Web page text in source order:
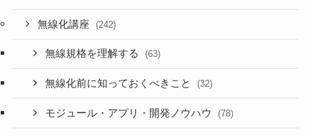
無線化講座 (242)
無線規格を理解する (63)
無線化前に知っておくべきこと (32)
モジュール・アプリ・開発ノウハウ (78)